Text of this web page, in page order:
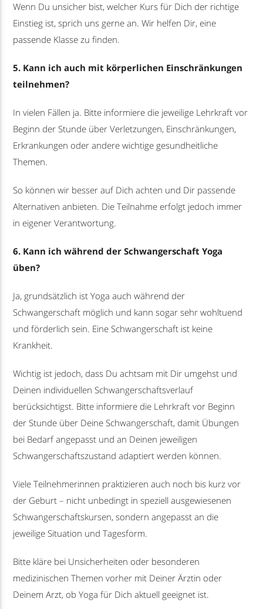
Wenn Du unsicher bist, welcher Kurs für Dich der richtige
Einstieg ist, sprich uns gerne an. Wir helfen Dir, eine
passende Klasse zu finden.
5. Kann ich auch mit körperlichen Einschränkungen
teilnehmen?
In vielen Fällen ja. Bitte informiere die jeweilige Lehrkraft vor
Beginn der Stunde über Verletzungen, Einschränkungen,
Erkrankungen oder andere wichtige gesundheitliche
Themen.
So können wir besser auf Dich achten und Dir passende
Alternativen anbieten. Die Teilnahme erfolgt jedoch immer
in eigener Verantwortung.
6. Kann ich während der Schwangerschaft Yoga
üben?
Ja, grundsätzlich ist Yoga auch während der
Schwangerschaft möglich und kann sogar sehr wohltuend
und förderlich sein. Eine Schwangerschaft ist keine
Krankheit.
Wichtig ist jedoch, dass Du achtsam mit Dir umgehst und
Deinen individuellen Schwangerschaftsverlauf
berücksichtigst. Bitte informiere die Lehrkraft vor Beginn
der Stunde über Deine Schwangerschaft, damit Übungen
bei Bedarf angepasst und an Deinen jeweiligen
Schwangerschaftszustand adaptiert werden können.
Viele Teilnehmerinnen praktizieren auch noch bis kurz vor
der Geburt – nicht unbedingt in speziell ausgewiesenen
Schwangerschaftskursen, sondern angepasst an die
jeweilige Situation und Tagesform.
Bitte kläre bei Unsicherheiten oder besonderen
medizinischen Themen vorher mit Deiner Ärztin oder
Deinem Arzt, ob Yoga für Dich aktuell geeignet ist.